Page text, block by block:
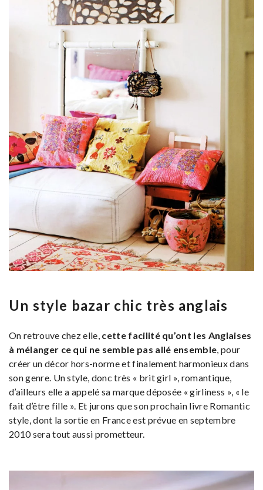
Un style bazar chic très anglais
On retrouve chez elle, cette facilité qu’ont les Anglaises
à mélanger ce qui ne semble pas allé ensemble , pour
créer un décor hors-norme et finalement harmonieux dans
son genre. Un style, donc très « brit girl », romantique,
d’ailleurs elle a appelé sa marque déposée « girliness », « le
fait d’être fille ». Et jurons que son prochain livre Romantic
style, dont la sortie en France est prévue en septembre
2010 sera tout aussi prometteur.